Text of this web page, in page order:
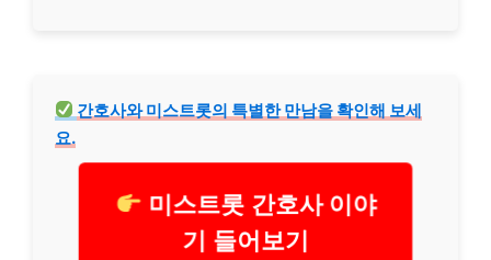
간호사와 미스트롯의 특별한 만남을 확인해 보세
요.
미스트롯 간호사 이야
기 들어보기